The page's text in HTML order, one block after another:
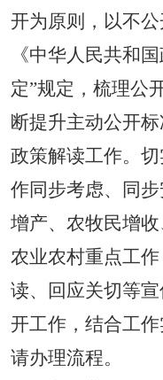
开为原则，以不
《中华人民共和
定”规定，梳理公
断提升主动公开标
政策解读工作。
作同步考虑、同
增产、农牧民增
农业农村重点工
读、回应关切等宣
开工作，结合工
请办理流程。